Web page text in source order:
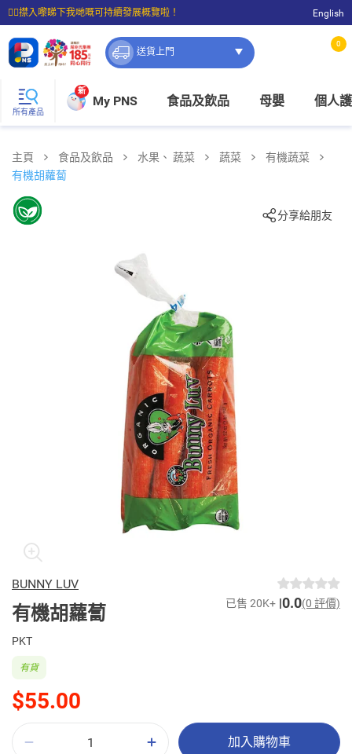
☝🏼㩒入嚟睇下我哋嘅可持續發展概覽啦！
⭐購物滿$399即享免費送貨；滿$100即可免費店取。
English
送貨上門
0
所有產品
新
My PNS 食品及飲品 母嬰 個人
主頁 食品及飲品 水果、 蔬菜 蔬菜
有機蔬菜
有機胡蘿蔔
分享給朋友
BUNNY LUV
有機胡蘿蔔 已售 20K+ 0.0(0 評價)
PKT
$55.00
有貨
加入購物車